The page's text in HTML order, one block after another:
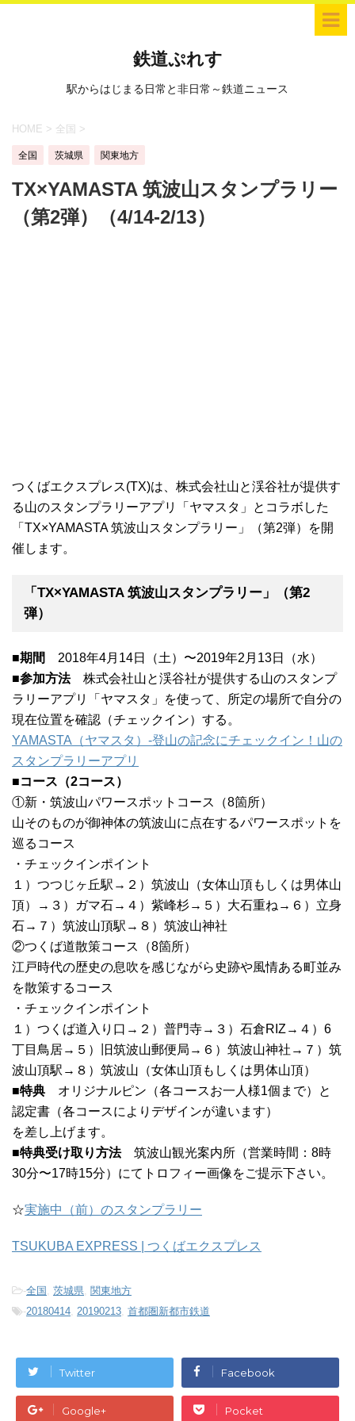
鉄道ぷれす
駅からはじまる日常と非日常～鉄道ニュース
HOME > 全国 >
全国 茨城県 関東地方
TX×YAMASTA 筑波山スタンプラリー
（第2弾）（4/14-2/13）
つくばエクスプレス(TX)は、株式会社山と渓谷社が提供す
る山のスタンプラリーアプリ「ヤマスタ」とコラボした
「TX×YAMASTA 筑波山スタンプラリー」（第2弾）を開
催します。
「TX×YAMASTA 筑波山スタンプラリー」（第2
弾）
■期間 2018年4月14日（土）〜2019年2月13日（水）
■参加方法 株式会社山と渓谷社が提供する山のスタンプ
ラリーアプリ「ヤマスタ」を使って、所定の場所で自分の
現在位置を確認（チェックイン）する。
YAMASTA（ヤマスタ）-登山の記念にチェックイン！山の
スタンプラリーアプリ
■コース（2コース）
①新・筑波山パワースポットコース（8箇所）
山そのものが御神体の筑波山に点在するパワースポットを
巡るコース
・チェックインポイント
１）つつじヶ丘駅→２）筑波山（女体山頂もしくは男体山
頂）→３）ガマ石→４）紫峰杉→５）大石重ね→６）立身
石→７）筑波山頂駅→８）筑波山神社
②つくば道散策コース（8箇所）
江戸時代の歴史の息吹を感じながら史跡や風情ある町並み
を散策するコース
・チェックインポイント
１）つくば道入り口→２）普門寺→３）石倉RIZ→４）6
丁目鳥居→５）旧筑波山郵便局→６）筑波山神社→７）筑
波山頂駅→８）筑波山（女体山頂もしくは男体山頂）
■特典 オリジナルピン（各コースお一人様1個まで）と
認定書（各コースによりデザインが違います）
を差し上げます。
■特典受け取り方法 筑波山観光案内所（営業時間：8時
30分〜17時15分）にてトロフィー画像をご提示下さい。
☆実施中（前）のスタンプラリー
TSUKUBA EXPRESS | つくばエクスプレス
-全国 , 茨城県, 関東地方
-20180414, 20190213, 首都圏新都市鉄道
Twitter Facebook
Google+ Pocket